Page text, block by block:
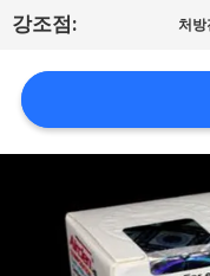
질
관
리
강조점: 처방